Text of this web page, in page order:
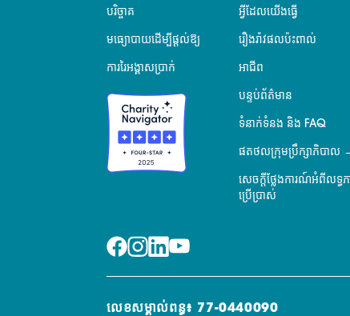
បរិច្ចាគ
មធ្យោបាយដើម្បីផ្តល់ឱ្យ
ការរៃអង្គាសប្រាក់
អ្វីដែលយើងធ្វើ
រឿងរ៉ាវផលប៉ះពាល់
អាជីព
បន្ទប់ព័ត៌មាន
ទំនាក់ទំនង និង FAQ
ផតថលក្រុមប្រឹក្សាភិបាល
សេចក្តីថ្លែងការណ៍អំពីលទ្ធ
ប្រើប្រាស់
លេខសម្គាល់ពន្ធ៖ 77-0440090